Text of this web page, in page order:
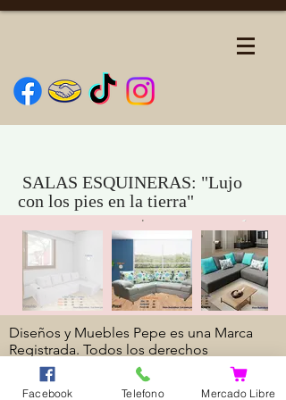
SALAS ESQUINERAS: "Lujo
con los pies en la tierra"
Diseños y Muebles Pepe es una Marca
Registrada. Todos los derechos
reservados.
© 2018 by Diseños y muebles
Pepe S.a de C.v.
Facebook Telefono Mercado Libre